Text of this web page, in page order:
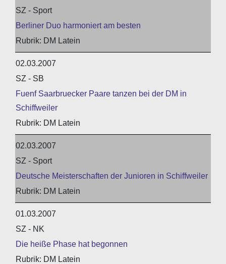
SZ - Sport
Berliner Duo harmoniert am besten
DM Latein
02.03.2007
SZ - SB
Fuenf Saarbruecker Paare tanzen bei der DM in
Schiffweiler
DM Latein
02.03.2007
SZ - Sport
Deutsche Meisterschaften der Junioren in Schiffweiler
DM Latein
01.03.2007
SZ - NK
Die heiße Phase hat begonnen
DM Latein